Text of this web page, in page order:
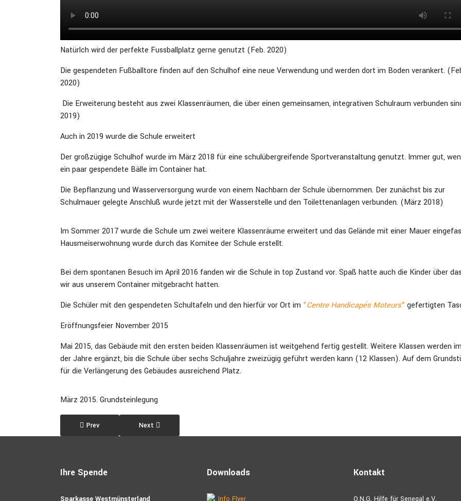
Natürlch wird der perfekte Fussballplatz gerne genutzt (Feb. 2020)
Die gespendeten Fußballtore finden auf den Schulhof eine neue Verwendung und werden dort im Boden verankert.
2020)
Die Erweiterung besteht aus zwei Klassenräumen, die über einen gemeinsamen, integrativen Schulraum verbunden
2019)
Auch in 2019 wurde die Schule erweitert
Der großzügige Schulhof wurde im März 2018 für eine schulübergreifende Sportveranstaltung genutzt. Immer gut,
ein paar gespendete Bälle im Container hat.
Die Bepflanzung und Wasserversorgung wurde von einem Nachbarn der Schule übernommen. Der zunächst bis zur
Schulmauer gelegte Anschluß wurde jetzt mit der Wasserstelle und den Toilettenanlagen verbunden. (März 2018)
Im Sommer 2017 wurde die Schule um zwei weitere Klassenräume erweitert und das Gelände mit einer Mauer
Hausmeiserwohnung wurde durch das Komitee der Schule erstellt.
Bei dem spontanen Besuch im April 2016 fanden wir die Schule in top Zustand vor. Spaß hatte auch die Kinder über
wir aus unserem Container mitgebracht hatten.
Die Schüler mit den gespendeten Schultafeln und den hierfür vor Ort im "Centre Handicapés Moteurs" gefertigten
Eröffnungsfeier November 2015
Mai 2015, das Gebäude mit den ersten beiden Klassenräumen ist weitgehend fertig gestellt. Weitere Klassen werden
der Jahre ergänzt, bis die Schule über sechs Schuljahre zweizügig geführt werden kann (12 Klassen). Auf dem
für die Verlängerung des Gebäudes ausreichend Platz.
März 2015. Grundsteinlegung
Previous article: Realschule - CEM Fahu , Thies
Prev Next article: Grundschule, Kaba
Next
Ihre Spende
Sparkasse Westmünsterland
Downloads
Info Flyer
Kontakt
O.N.G. Hilfe für Senegal e.V.